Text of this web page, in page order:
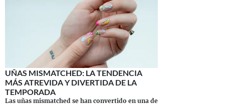
UÑAS MISMATCHED: LA TENDENCIA
MÁS ATREVIDA Y DIVERTIDA DE LA
TEMPORADA
Las uñas mismatched se han convertido en una de